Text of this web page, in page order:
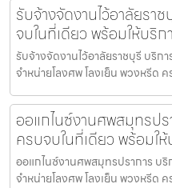
รับจ้างจัดงานไว้อาลัยร
จบในที่เดียว พร้อมให้บริก
รับจ้างจัดงานไว้อาลัยราชบุรี บริ
จำหน่ายโลงศพ โลงเย็น พวงหรีด
ออแกไนซ์งานศพสมุทรป
ครบจบในที่เดียว พร้อมใ
ออแกไนซ์งานศพสมุทรปราการ บ
จำหน่ายโลงศพ โลงเย็น พวงหรีด